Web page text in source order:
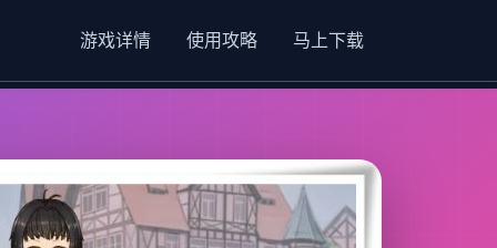
游戏详情 使用攻略 马上下载